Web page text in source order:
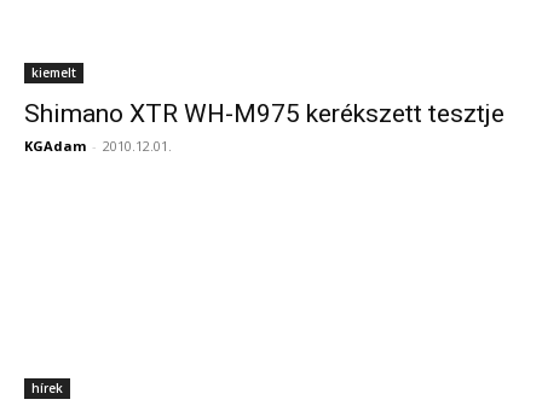
kiemelt
Shimano XTR WH-M975 kerékszett tesztje
KGAdam - 2010.12.01.
hírek